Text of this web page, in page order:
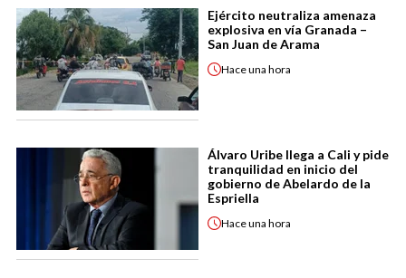
Ejército neutraliza amenaza
explosiva en vía Granada –
San Juan de Arama
Haceuna hora
Álvaro Uribe llega a Cali y pide
tranquilidad en inicio del
gobierno de Abelardo de la
Espriella
Haceuna hora